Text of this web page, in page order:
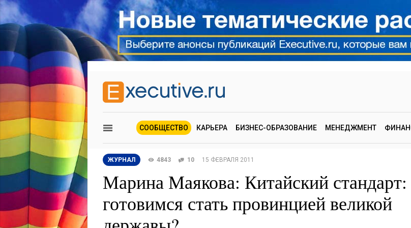
СООБЩЕСТВО КАРЬЕРА БИЗНЕС-ОБРАЗОВАНИЕ МЕНЕДЖМЕНТ
ЖУРНАЛ 4843 10 15 ФЕВРАЛЯ 2011
Марина Маякова: Китайский стандарт:
готовимся стать провинцией великой